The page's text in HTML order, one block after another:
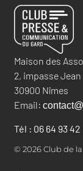
Maison des
2, impasse Jean
30900 Nîmes
Email:
Tél : 06 64 93
© 2026 Club de